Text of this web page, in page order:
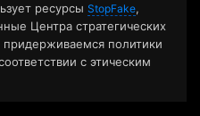
ресурсы StopFake,
Центра стратегических
политики
с этическим